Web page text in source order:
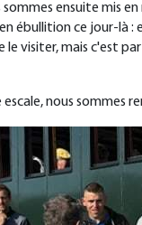
sommes ensuite mis
ébullition ce jour-là :
le visiter, mais c'est
escale, nous sommes